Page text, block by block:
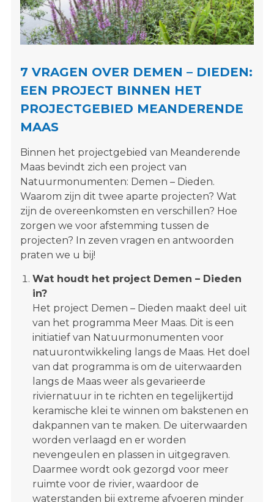
7 VRAGEN OVER DEMEN – DIEDEN:
EEN PROJECT BINNEN HET
PROJECTGEBIED MEANDERENDE
MAAS
Binnen het projectgebied van Meanderende
Maas bevindt zich een project van
Natuurmonumenten: Demen – Dieden.
Waarom zijn dit twee aparte projecten? Wat
zijn de overeenkomsten en verschillen? Hoe
zorgen we voor afstemming tussen de
projecten? In zeven vragen en antwoorden
praten we u bij!
Wat houdt het project Demen – Dieden
in?
Het project Demen – Dieden maakt deel uit
van het programma Meer Maas. Dit is een
initiatief van Natuurmonumenten voor
natuurontwikkeling langs de Maas. Het doel
van dat programma is om de uiterwaarden
langs de Maas weer als gevarieerde
riviernatuur in te richten en tegelijkertijd
keramische klei te winnen om bakstenen en
dakpannen van te maken. De uiterwaarden
worden verlaagd en er worden
nevengeulen en plassen in uitgegraven.
Daarmee wordt ook gezorgd voor meer
ruimte voor de rivier, waardoor de
waterstanden bij extreme afvoeren minder